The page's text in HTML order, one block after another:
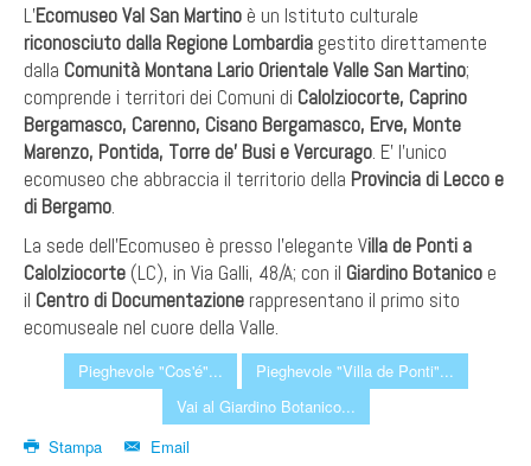
L’Ecomuseo Val San Martino è un Istituto culturale
riconosciuto dalla Regione Lombardia gestito direttamente
dalla Comunità Montana Lario Orientale Valle San Martino;
comprende i territori dei Comuni di Calolziocorte, Caprino
Bergamasco, Carenno, Cisano Bergamasco, Erve, Monte
Marenzo, Pontida, Torre de’ Busi e Vercurago. E’ l’unico
ecomuseo che abbraccia il territorio della Provincia di Lecco e
di Bergamo.
La sede dell’Ecomuseo è presso l’elegante Villa de Ponti a
Calolziocorte (LC), in Via Galli, 48/A; con il Giardino Botanico e
il Centro di Documentazione rappresentano il primo sito
ecomuseale nel cuore della Valle.
Pieghevole "Cos'é"...
Pieghevole "Villa de Ponti"...
Vai al Giardino Botanico...
Stampa
Email